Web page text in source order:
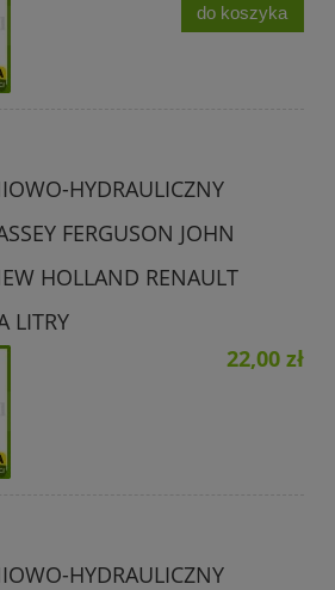
do koszyka
HYDRAULICZNY
FERGUSON JOHN
HOLLAND RENAULT
LITRY
22,00 zł
HYDRAULICZNY